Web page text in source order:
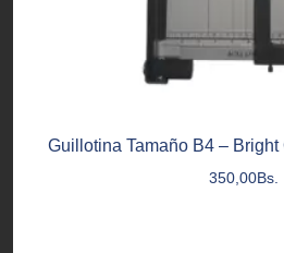
Guillotina Tamaño B4 – Bright
350,00Bs.